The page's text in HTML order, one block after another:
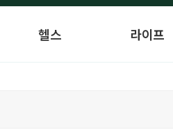
헬스 라이프